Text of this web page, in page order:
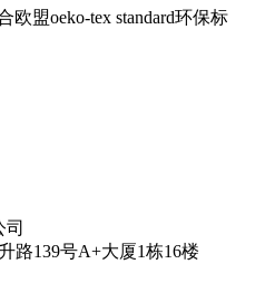
盟oeko-tex standard环保标
路139号A+大厦1栋16楼